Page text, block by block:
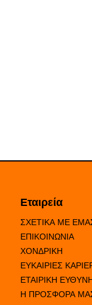
Εταιρεία
ΣΧΕΤΙΚΑ ΜΕ
ΕΠΙΚΟΙΝΩΝΙΑ
ΧΟΝΔΡΙΚΗ
ΕΥΚΑΙΡΙΕΣ
ΕΤΑΙΡΙΚΗ
Η ΠΡΟΣΦΟΡΑ